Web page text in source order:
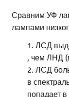
Сравним УФ
лампами
ЛСД
, чем ЛНД
ЛСД
в
попадает